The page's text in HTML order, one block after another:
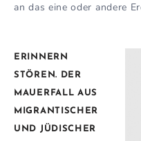
an das eine oder andere
ERINNERN
STÖREN. DER
MAUERFALL AUS
MIGRANTISCHER
UND JÜDISCHER